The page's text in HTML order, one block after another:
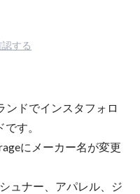
する
ンドでインスタフォロ
す。
にメーカー名が変更
ュナー、アパレル、ジ